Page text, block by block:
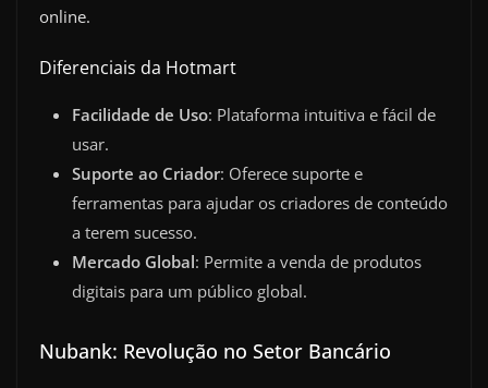
online.
Diferenciais da Hotmart
Facilidade de Uso: Plataforma intuitiva e fácil de
usar.
Suporte ao Criador: Oferece suporte e
ferramentas para ajudar os criadores de conteúdo
a terem sucesso.
Mercado Global: Permite a venda de produtos
digitais para um público global.
Nubank: Revolução no Setor Bancário